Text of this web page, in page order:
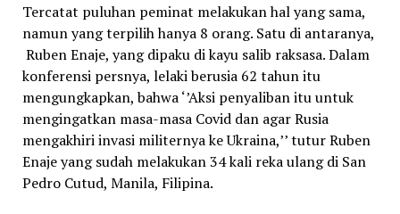
Tercatat puluhan peminat melakukan hal yang sama,
namun yang terpilih hanya 8 orang. Satu di antaranya,
Ruben Enaje, yang dipaku di kayu salib raksasa. Dalam
konferensi persnya, lelaki berusia 62 tahun itu
mengungkapkan, bahwa ‘’Aksi penyaliban itu untuk
mengingatkan masa-masa Covid dan agar Rusia
mengakhiri invasi militernya ke Ukraina,’’ tutur Ruben
Enaje yang sudah melakukan 34 kali reka ulang di San
Pedro Cutud, Manila, Filipina.